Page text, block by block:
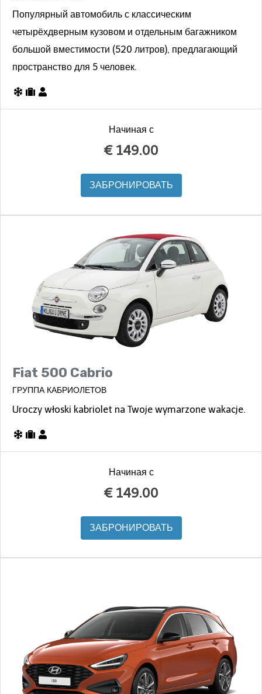
Популярный автомобиль с классическим
четырёхдверным кузовом и отдельным багажником
большой вместимости (520 литров), предлагающий
пространство для 5 человек.
Начиная с
€ 149.00
ЗАБРОНИРОВАТЬ
Fiat 500 Cabrio
ГРУППА КАБРИОЛЕТОВ
Uroczy włoski kabriolet na Twoje wymarzone wakacje.
Начиная с
€ 149.00
ЗАБРОНИРОВАТЬ